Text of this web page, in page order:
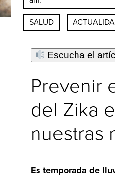
SALUD
Escucha el
Prevenir
del Zika
nuestras
Es temporada de